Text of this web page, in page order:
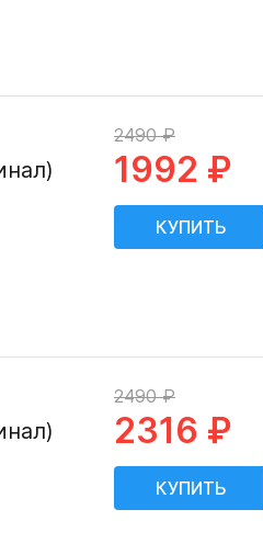
2490 ₽
1992 ₽
2490 ₽
2316 ₽